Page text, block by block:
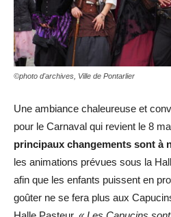
©photo d'archives, Ville de Pontarlier
Une ambiance chaleureuse et
pour le Carnaval qui revient le 8
principaux changements sont à
les animations prévues sous la
afin que les enfants puissent en
goûter ne se fera plus aux